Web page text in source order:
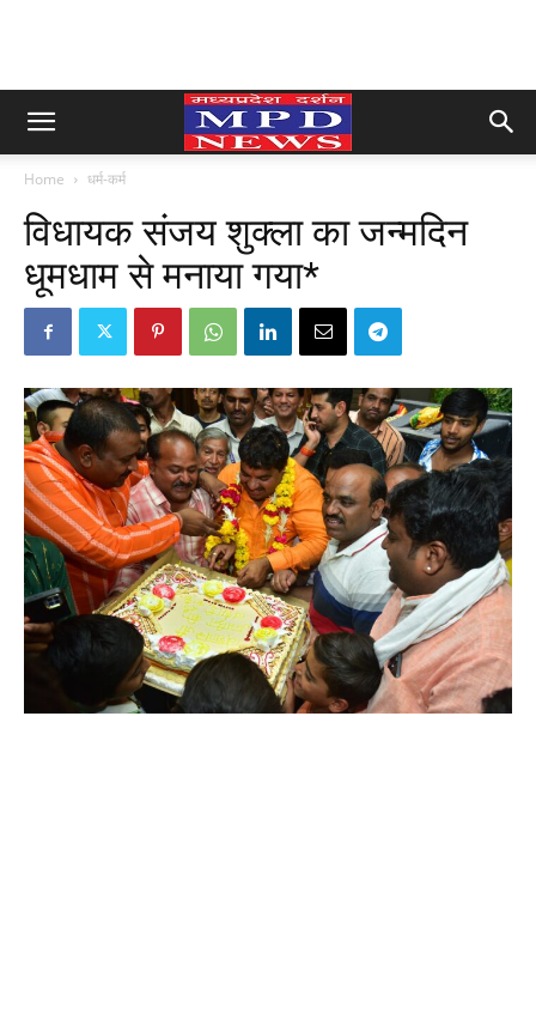
Home धर्म-कर्म
विधायक संजय शुक्ला का जन्मदिन
धूमधाम से मनाया गया*